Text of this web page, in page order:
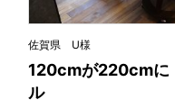
佐賀県 U様
120cmが220cm
ル